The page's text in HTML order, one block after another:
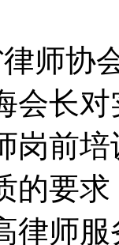
师协
会长
岗前
的要
律师